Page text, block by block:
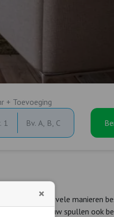
+ Toevoeging
kunnen op vele manieren
kunnen uw spullen ook
×